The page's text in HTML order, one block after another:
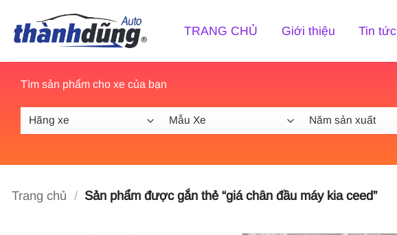
qua
nội
dung
TRANG CHỦ Giới thiệu Tin tức
Tìm sản phẩm cho xe của bạn
Trang chủ / Sản phẩm được gắn thẻ “giá chân đầu máy kia ceed”